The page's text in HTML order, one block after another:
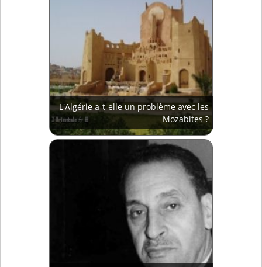
L'Algérie a-t-elle un problème avec les
Mozabites ?